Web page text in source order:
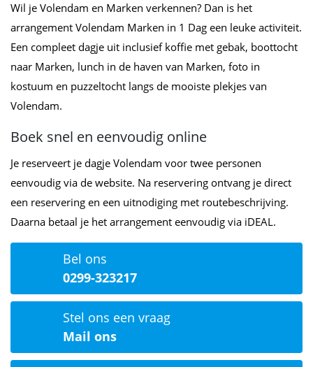
Bel ons
0299-323217
Stel ons een vraag
Mail ons
Wil je Volendam en Marken verkennen? Dan is het
arrangement Volendam Marken in 1 Dag een leuke activiteit.
Een compleet dagje uit inclusief koffie met gebak, boottocht
naar Marken, lunch in de haven van Marken, foto in
kostuum en puzzeltocht langs de mooiste plekjes van
Volendam.
Boek snel en eenvoudig online
Je reserveert je dagje Volendam voor twee personen
eenvoudig via de website. Na reservering ontvang je direct
een reservering en een uitnodiging met routebeschrijving.
Daarna betaal je het arrangement eenvoudig via iDEAL.